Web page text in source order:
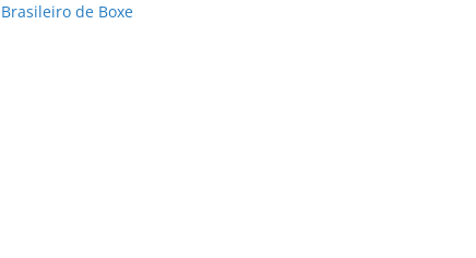
Brasileiro de Boxe